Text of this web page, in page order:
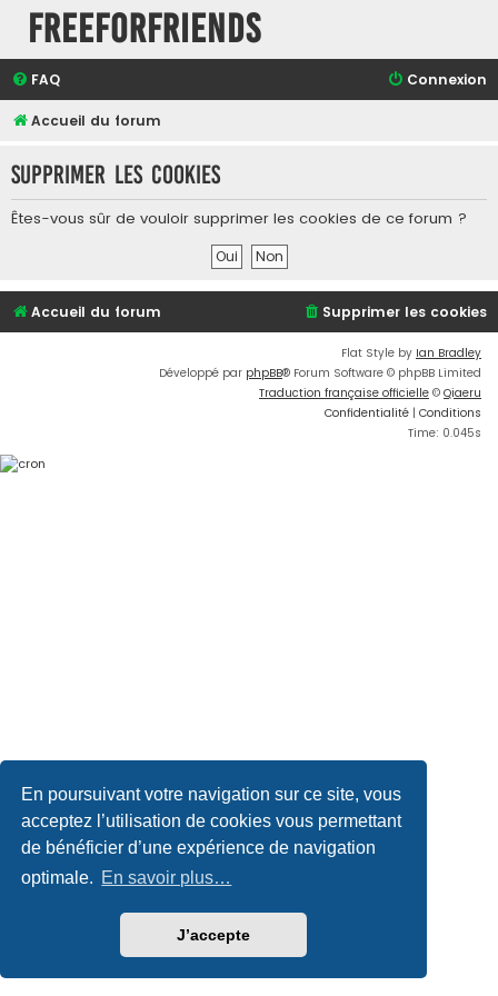
En poursuivant votre navigation sur ce site, vous
acceptez l’utilisation de cookies vous permettant
de bénéficier d’une expérience de navigation
optimale. En savoir plus…
J’accepte
FreeForFriends
FAQ Connexion
Accueil du forum
Supprimer les cookies
Êtes-vous sûr de vouloir supprimer les cookies de ce forum ?
Accueil du forum Supprimer les cookies
Flat Style by Ian Bradley
Développé par phpBB® Forum Software © phpBB Limited
Traduction française officielle © Qiaeru
Confidentialité | Conditions
Time: 0.045s